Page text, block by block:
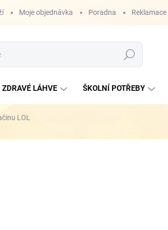
Moje objednávka Poradna Reklamace
Hledat
ZDRAVÉ LÁHVE ŠKOLNÍ POTŘEBY
LOL